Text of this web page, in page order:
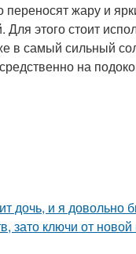
жару и
этого стоит
в самый сильный
на
дочь, и я довольно
зато ключи от